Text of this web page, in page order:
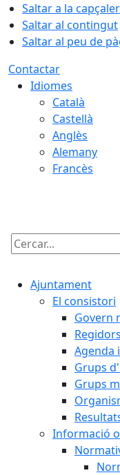
Saltar a la
Saltar al contingut
Saltar al peu de
Contactar
Idiomes
Català
Castellà
Anglès
Alemany
Francès
Cercar:
Ajuntament
El consistori
Govern
Agenda
Grups
Grups
Informació